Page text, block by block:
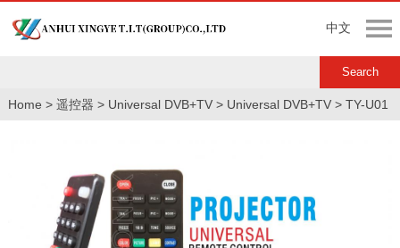
中文
Home > 遥控器 > Universal DVB+TV> Universal DVB+TV> TY-U01